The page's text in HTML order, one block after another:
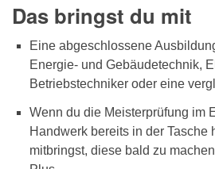
Das bringst du mit
Eine abgeschlossene
Energie- und Gebäudetechnik,
Betriebstechniker oder eine
Wenn du die Meisterprüfung im
Handwerk bereits in der Tasche
mitbringst, diese bald zu